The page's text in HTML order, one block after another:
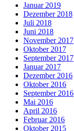
Januar 2019
Dezember 2018
Juli 2018
Juni 2018
November 2017
Oktober 2017
September 2017
Januar 2017
Dezember 2016
Oktober 2016
September 2016
Mai 2016
April 2016
Februar 2016
Oktober 2015